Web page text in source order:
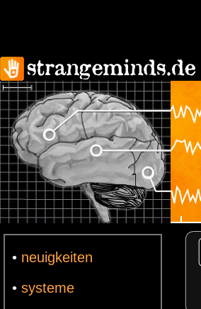
• neuigkeiten
• systeme